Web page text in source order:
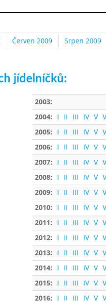
Červen 2009 Srpen 2009
jídelníčků:
2003:
2004:
I II III IV V
2005:
I II III IV V
2006:
I II III IV V
2007:
I II III IV V
2008:
I II III IV V
2009:
I II III IV V
2010:
I II III IV V
2011:
I II III IV V
2012:
I II III IV V
2013:
I II III IV V
2014:
I II III IV V
2015:
I II III IV V
2016:
I II III IV V